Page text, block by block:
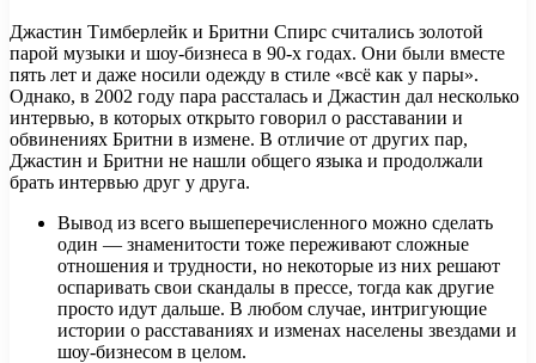
Джастин Тимберлейк и Бритни Спирс считались золотой
парой музыки и шоу-бизнеса в 90-х годах. Они были вместе
пять лет и даже носили одежду в стиле «всё как у пары».
Однако, в 2002 году пара рассталась и Джастин дал несколько
интервью, в которых открыто говорил о расставании и
обвинениях Бритни в измене. В отличие от других пар,
Джастин и Бритни не нашли общего языка и продолжали
брать интервью друг у друга.
Вывод из всего вышеперечисленного можно сделать
один — знаменитости тоже переживают сложные
отношения и трудности, но некоторые из них решают
оспаривать свои скандалы в прессе, тогда как другие
просто идут дальше. В любом случае, интригующие
истории о расставаниях и изменах населены звездами и
шоу-бизнесом в целом.